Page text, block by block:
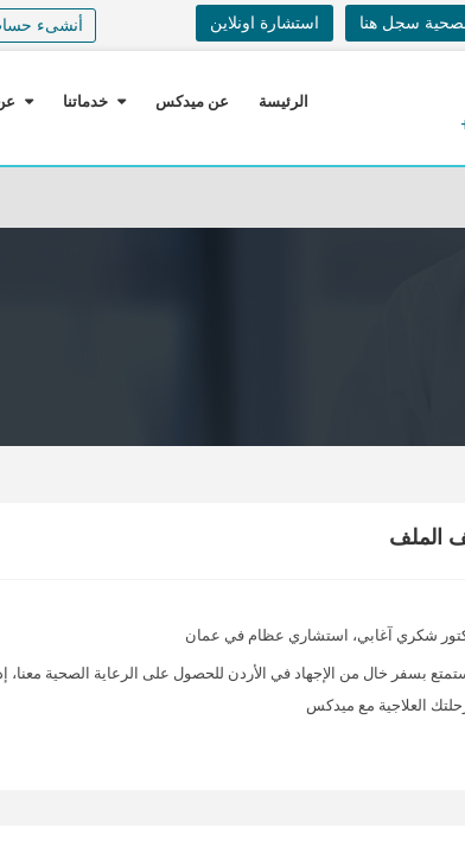
استشارة اونلاين سجل هنا أنشىء
الرئيسة عن ميدكس خدماتنا
الملف
شكري آغابي، استشاري عظام في عمان
بسفر خال من الإجهاد في الأردن للحصول على الرعاية الصحية
العلاجية مع ميدكس